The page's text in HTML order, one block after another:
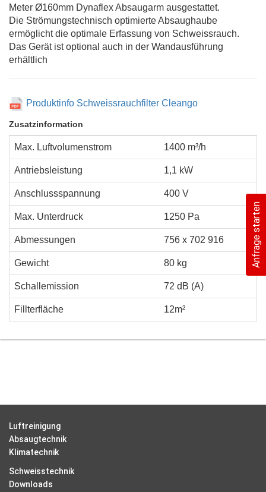
Anfrage starten
Meter Ø160mm Dynaflex Absaugarm ausgestattet.
Die Strömungstechnisch optimierte Absaughaube
ermöglicht die optimale Erfassung von Schweissrauch.
Das Gerät ist optional auch in der Wandausführung
erhältlich
Produktinfo Schweissrauchfilter Cleango
Zusatzinformation
Max. Luftvolumenstrom 1400 m³/h
Antriebsleistung 1,1 kW
Anschlussspannung 400 V
Max. Unterdruck 1250 Pa
Abmessungen 756 x 702 916
Gewicht 80 kg
Schallemission 72 dB (A)
Fillterfläche 12m²
Luftreinigung
Absaugtechnik
Klimatechnik
Schweisstechnik
Downloads